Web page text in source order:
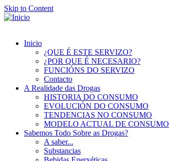
Skip to Content
Inicio
¿QUE É ESTE SERVIZO?
¿POR QUE É NECESARIO?
FUNCIÓNS DO SERVIZO
Contacto
A Realidade das Drogas
HISTORIA DO CONSUMO
EVOLUCIÓN DO CONSUMO
TENDENCIAS NO CONSUMO
MODELO ACTUAL DE CONSUMO
Sabemos Todo Sobre as Drogas?
A saber...
Substancias